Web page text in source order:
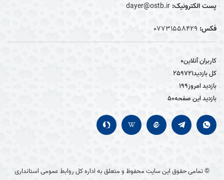
پست الکترونیک: dayer@ostb.ir
فکس: 0۷۷۳۱۵۵۸۴۲۹
کاربران آنلاین0
کل بازدید259721
بازدید امروز199
بازدید این صفحه50
© تمامی حقوق این سایت محفوظ و متعلق به اداره کل روابط عمومی استانداری